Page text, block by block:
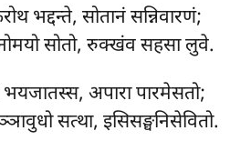
भद्दन्ते, सोतानं सन्निवारणं;
सोतो, रुक्खंव सहसा लुवे.
अपारा पारमेसतो;
सत्था, इसिसङ्घनिसेवितो.